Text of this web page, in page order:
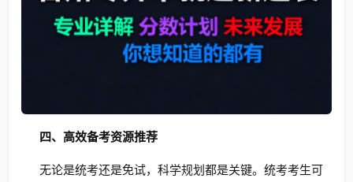
四、高效备考资源推荐
无论是统考还是免试，科学规划都是关键。统考考生可